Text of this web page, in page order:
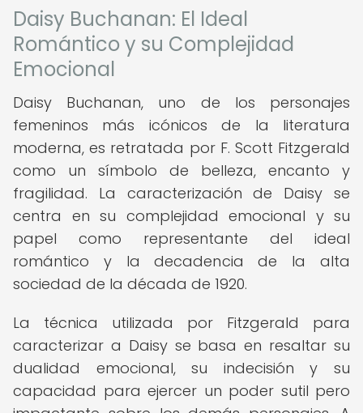
Daisy Buchanan: El Ideal
Romántico y su Complejidad
Emocional
Daisy Buchanan, uno de los personajes
femeninos más icónicos de la literatura
moderna, es retratada por F. Scott Fitzgerald
como un símbolo de belleza, encanto y
fragilidad. La caracterización de Daisy se
centra en su complejidad emocional y su
papel como representante del ideal
romántico y la decadencia de la alta
sociedad de la década de 1920.
La técnica utilizada por Fitzgerald para
caracterizar a Daisy se basa en resaltar su
dualidad emocional, su indecisión y su
capacidad para ejercer un poder sutil pero